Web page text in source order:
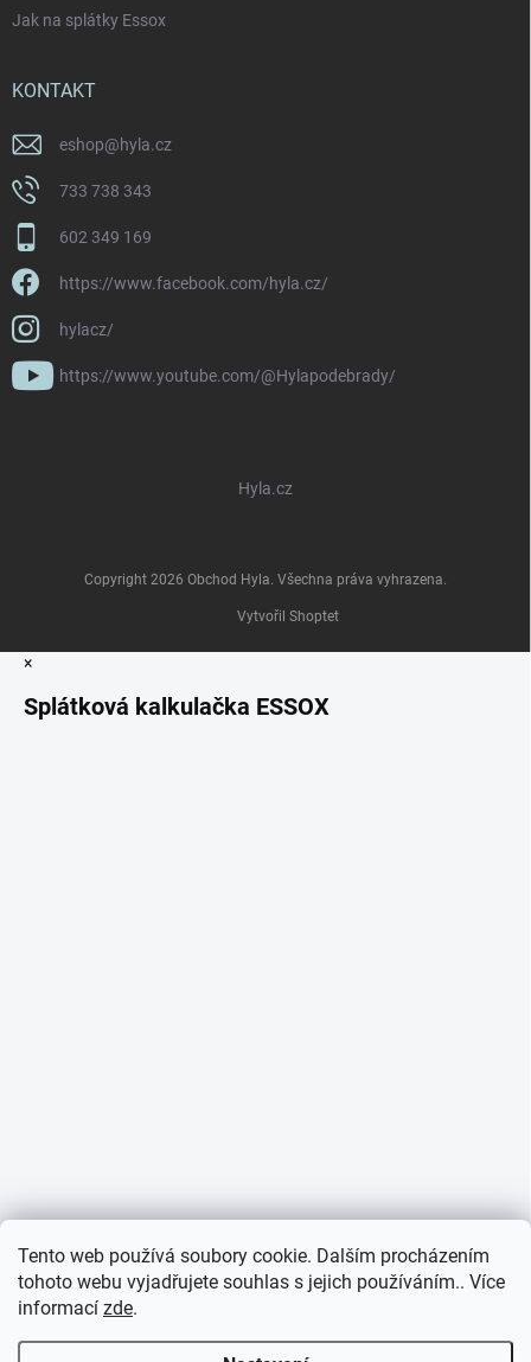
Informace o cookies
Tento web používá soubory cookie. Dalším procházením
tohoto webu vyjadřujete souhlas s jejich používáním.. Více
informací zde.
Jak na splátky Essox
KONTAKT
eshop@hyla.cz
733 738 343
602 349 169
https://www.facebook.com/hyla.cz/
hylacz/
https://www.youtube.com/@Hylapodebrady/
Hyla.cz
Vytvořil Shoptet
Copyright 2026 Obchod Hyla . Všechna práva vyhrazena.
×
Splátková kalkulačka ESSOX